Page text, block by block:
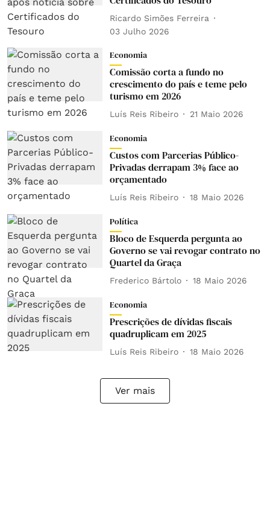
Ricardo Simões Ferreira
03 Julho 2026
Economia
Comissão corta a fundo no
crescimento do país e teme pelo
turismo em 2026
Luís Reis Ribeiro 21 Maio 2026
Economia
Custos com Parcerias Público-
Privadas derrapam 3% face ao
orçamentado
Luís Reis Ribeiro 18 Maio 2026
Política
Bloco de Esquerda pergunta ao
Governo se vai revogar contrato no
Quartel da Graça
Frederico Bártolo 18 Maio 2026
Economia
Prescrições de dívidas fiscais
quadruplicam em 2025
Luís Reis Ribeiro 18 Maio 2026
Ver mais